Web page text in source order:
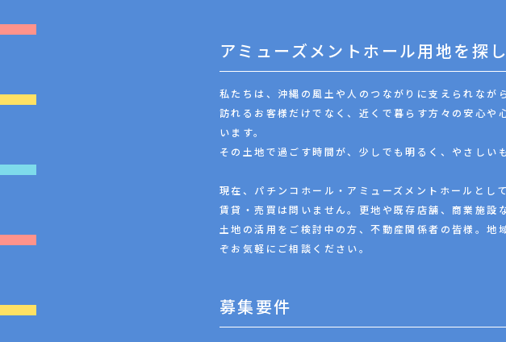
アミューズメントホール用地を探し
私たちは、沖縄の風土や人のつながりに支えられなが
訪れるお客様だけでなく、近くで暮らす方々の安心や
います。
その土地で過ごす時間が、少しでも明るく、やさし
現在、パチンコホール・アミューズメントホールとし
賃貸・売買は問いません。更地や既存店舗、商業施設
土地の活用をご検討中の方、不動産関係者の皆様。地
ぞお気軽にご相談ください。
募集要件